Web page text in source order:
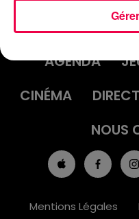
ACCUEIL
AGENDA
CINÉMA
NOUS
Mentions Légales